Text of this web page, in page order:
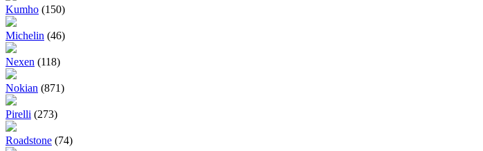
Kumho (150)
Michelin (46)
Nexen (118)
Nokian (871)
Pirelli (273)
Roadstone (74)